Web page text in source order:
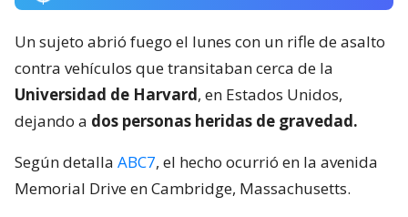
Un sujeto abrió fuego el lunes con un rifle de asalto
contra vehículos que transitaban cerca de la
Universidad de Harvard, en Estados Unidos,
dejando a dos personas heridas de gravedad.
Según detalla ABC7, el hecho ocurrió en la avenida
Memorial Drive en Cambridge, Massachusetts.